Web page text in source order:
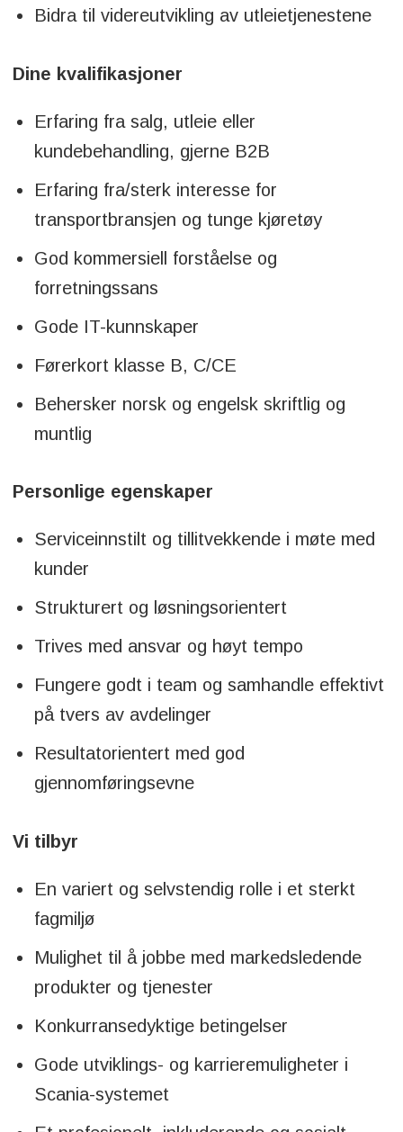
Bidra til videreutvikling av utleietjenestene
Dine kvalifikasjoner
Erfaring fra salg, utleie eller
kundebehandling, gjerne B2B
Erfaring fra/sterk interesse for
transportbransjen og tunge kjøretøy
God kommersiell forståelse og
forretningssans
Gode IT-kunnskaper
Førerkort klasse B, C/CE
Behersker norsk og engelsk skriftlig og
muntlig
Personlige egenskaper
Serviceinnstilt og tillitvekkende i møte med
kunder
Strukturert og løsningsorientert
Trives med ansvar og høyt tempo
Fungere godt i team og samhandle effektivt
på tvers av avdelinger
Resultatorientert med god
gjennomføringsevne
Vi tilbyr
En variert og selvstendig rolle i et sterkt
fagmiljø
Mulighet til å jobbe med markedsledende
produkter og tjenester
Konkurransedyktige betingelser
Gode utviklings- og karrieremuligheter i
Scania-systemet